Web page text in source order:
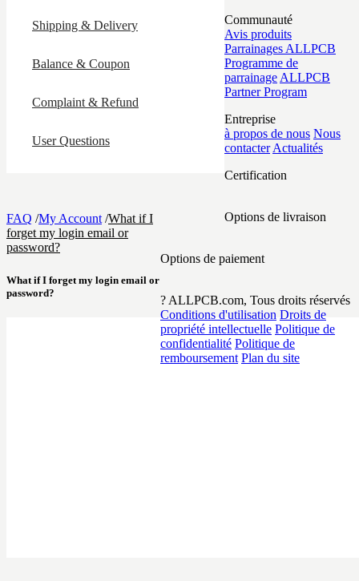
Shipping & Delivery
Balance & Coupon
Complaint & Refund
User Questions
FAQ /My Account /What if I
forget my login email or
password?
What if I forget my login email or
password?
Communauté
Avis produits
Parrainages ALLPCB
Programme de
parrainage ALLPCB
Partner Program
Entreprise
à propos de nous Nous
contacter Actualités
Certification
Options de livraison
Options de paiement
? ALLPCB.com, Tous droits réservés
Conditions d'utilisation Droits de
propriété intellectuelle Politique de
confidentialité Politique de
remboursement Plan du site